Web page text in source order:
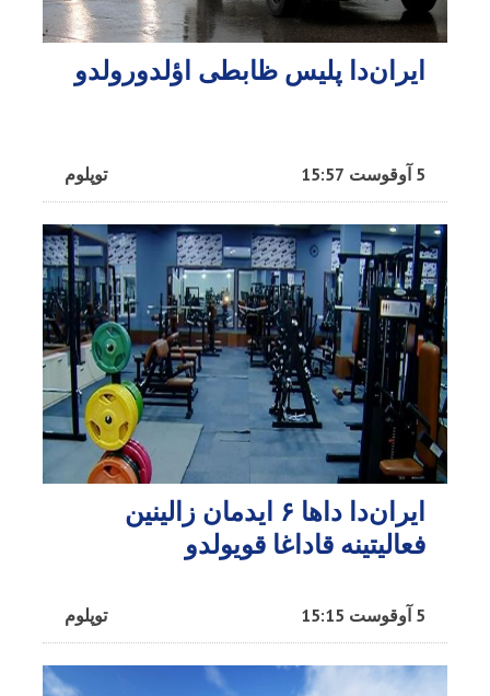
ایران‌دا پلیس ظابطی اؤلدورولدو
توپلوم 5 آوقوست 15:57
ایران‌دا داها ۶ ایدمان زالینین
فعالیتینه قاداغا قویولدو
توپلوم 5 آوقوست 15:15